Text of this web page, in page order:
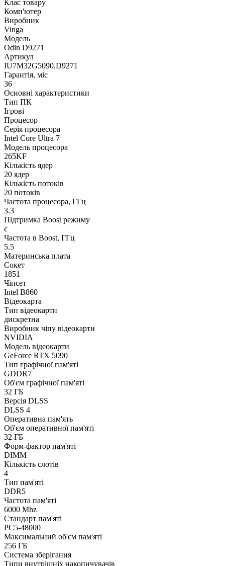
Клас товару
Комп'ютер
Виробник
Vinga
Модель
Odin D9271
Артикул
IU7M32G5090.D9271
Гарантія, міс
36
Основні характеристики
Тип ПК
Ігрові
Процесор
Серія процесора
Intel Core Ultra 7
Модель процесора
265KF
Кількість ядер
20 ядер
Кількість потоків
20 потоків
Частота процесора, ГГц
3.3
Підтримка Boost режиму
є
Частота в Boost, ГГц
5.5
Материнська плата
Сокет
1851
Чіпсет
Intel B860
Відеокарта
Тип відеокарти
дискретна
Виробник чіпу відеокарти
NVIDIA
Модель відеокарти
GeForce RTX 5090
Тип графічної пам'яті
GDDR7
Об'єм графічної пам'яті
32 ГБ
Версія DLSS
DLSS 4
Оперативна пам'ять
Об'єм оперативної пам'яті
32 ГБ
Форм-фактор пам'яті
DIMM
Кількість слотів
4
Тип пам'яті
DDR5
Частота пам'яті
6000 Mhz
Стандарт пам'яті
PC5-48000
Максимальний об'єм пам'яті
256 ГБ
Система зберігання
Типи внутрішніх накопичувачів